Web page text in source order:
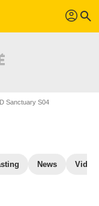
profil search
Sanctuary S04
News